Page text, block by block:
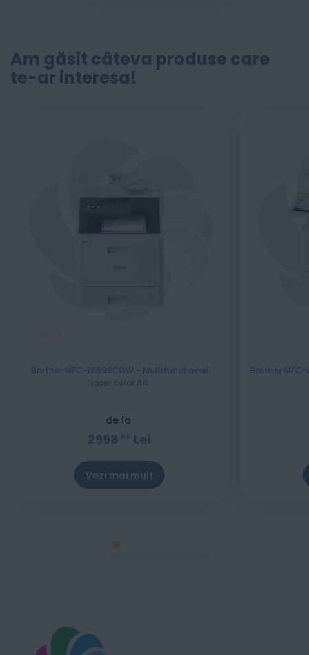
Am găsit câteva produse care
te-ar interesa!
Brother MFC-L8690CDW - Multifunctional
laser color A4
de la:
2998 00 Lei
Vezi mai mult
Stoc epuizat
Brother